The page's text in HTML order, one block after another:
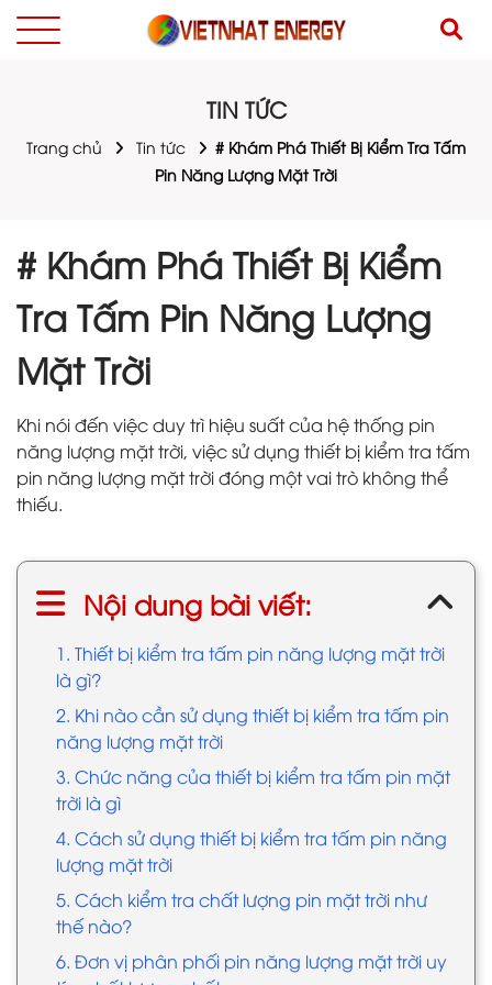
TIN TỨC
Trang chủ Tin tức
# Khám Phá Thiết Bị Kiểm Tra Tấm
Pin Năng Lượng Mặt Trời
# Khám Phá Thiết Bị Kiểm
Tra Tấm Pin Năng Lượng
Mặt Trời
Khi nói đến việc duy trì hiệu suất của hệ thống pin
năng lượng mặt trời, việc sử dụng thiết bị kiểm tra tấm
pin năng lượng mặt trời đóng một vai trò không thể
thiếu.
Nội dung bài viết:
1. Thiết bị kiểm tra tấm pin năng lượng mặt trời
là gì?
2. Khi nào cần sử dụng thiết bị kiểm tra tấm pin
năng lượng mặt trời
3. Chức năng của thiết bị kiểm tra tấm pin mặt
trời là gì
4. Cách sử dụng thiết bị kiểm tra tấm pin năng
lượng mặt trời
5. Cách kiểm tra chất lượng pin mặt trời như
thế nào?
6. Đơn vị phân phối pin năng lượng mặt trời uy